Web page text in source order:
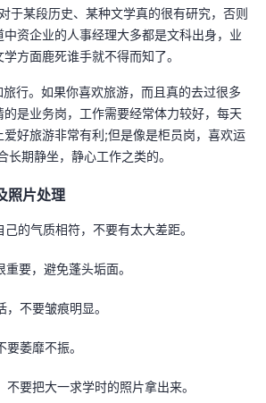
于某段历史、某种文学真的很有研究，否则
资企业的人事经理大多都是文科出身，业
方面鹿死谁手就不得而知了。
行。如果你喜欢旅游，而且真的去过很多
是业务岗，工作需要经常体力较好，每天
好旅游非常有利;但是像是柜员岗，喜欢运
长期静坐，静心工作之类的。
照片处理
的气质相符，不要有太大差距。
要，避免蓬头垢面。
不要皱痕明显。
萎靡不振。
要把大一求学时的照片拿出来。